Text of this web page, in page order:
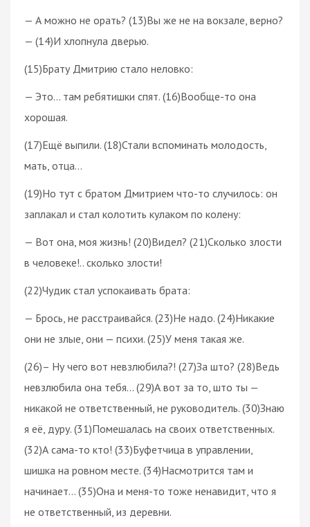
— А можно не орать? (13)Вы же не на вокзале, верно?
— (14)И хлопнула дверью.
(15)Брату Дмитрию стало неловко:
— Это… там ребятишки спят. (16)Вообще-то она
хорошая.
(17)Ещё выпили. (18)Стали вспоминать молодость,
мать, отца…
(19)Но тут с братом Дмитрием что-то случилось: он
заплакал и стал колотить кулаком по колену:
— Вот она, моя жизнь! (20)Видел? (21)Сколько злости
в человеке!.. сколько злости!
(22)Чудик стал успокаивать брата:
— Брось, не расстраивайся. (23)Не надо. (24)Никакие
они не злые, они — психи. (25)У меня такая же.
(26)– Ну чего вот невзлюбила?! (27)За што? (28)Ведь
невзлюбила она тебя… (29)А вот за то, што ты —
никакой не ответственный, не руководитель. (30)Знаю
я её, дуру. (31)Помешалась на своих ответственных.
(32)А сама-то кто! (33)Буфетчица в управлении,
шишка на ровном месте. (34)Насмотрится там и
начинает… (35)Она и меня-то тоже ненавидит, что я
не ответственный, из деревни.